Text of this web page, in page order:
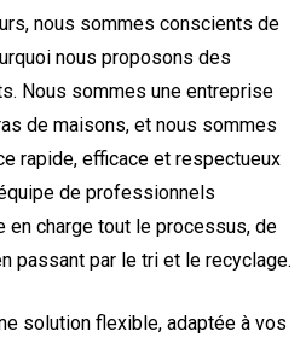
nous sommes conscients de
nous proposons des
Nous sommes une entreprise
de maisons, et nous sommes
rapide, efficace et respectueux
de professionnels
en charge tout le processus, de
passant par le tri et le recyclage.
solution flexible, adaptée à vos